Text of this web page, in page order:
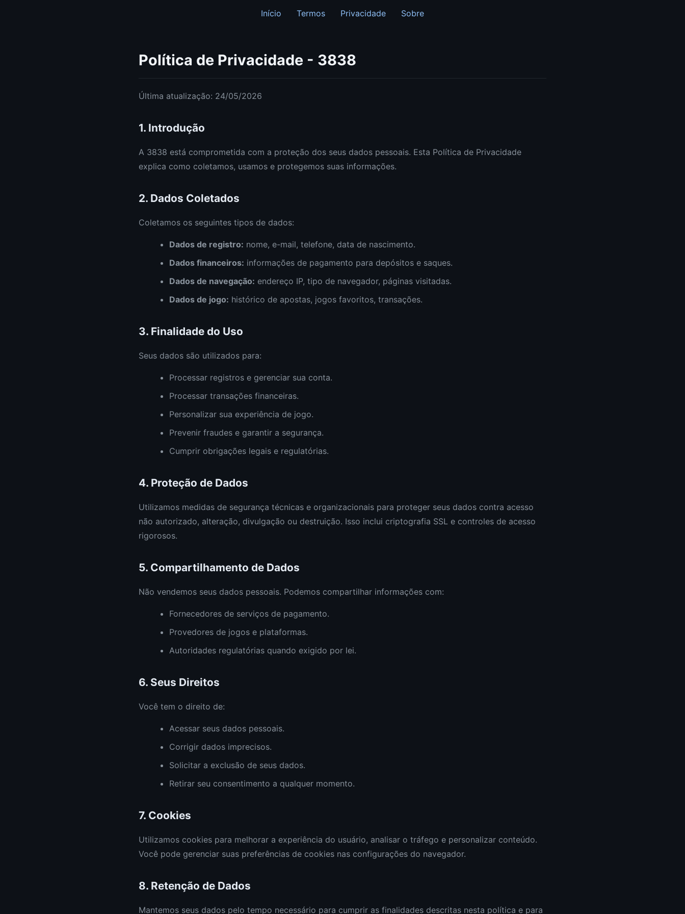
Início Termos Privacidade Sobre
Política de Privacidade - 3838
Última atualização: 24/05/2026
1. Introdução
A 3838 está comprometida com a proteção dos seus dados pessoais. Esta Política de Privacidade
explica como coletamos, usamos e protegemos suas informações.
2. Dados Coletados
Coletamos os seguintes tipos de dados:
Dados de registro: nome, e-mail, telefone, data de nascimento.
Dados financeiros: informações de pagamento para depósitos e saques.
Dados de navegação: endereço IP, tipo de navegador, páginas visitadas.
Dados de jogo: histórico de apostas, jogos favoritos, transações.
3. Finalidade do Uso
Seus dados são utilizados para:
Processar registros e gerenciar sua conta.
Processar transações financeiras.
Personalizar sua experiência de jogo.
Prevenir fraudes e garantir a segurança.
Cumprir obrigações legais e regulatórias.
4. Proteção de Dados
Utilizamos medidas de segurança técnicas e organizacionais para proteger seus dados contra acesso
não autorizado, alteração, divulgação ou destruição. Isso inclui criptografia SSL e controles de acesso
rigorosos.
5. Compartilhamento de Dados
Não vendemos seus dados pessoais. Podemos compartilhar informações com:
Fornecedores de serviços de pagamento.
Provedores de jogos e plataformas.
Autoridades regulatórias quando exigido por lei.
6. Seus Direitos
Você tem o direito de:
Acessar seus dados pessoais.
Corrigir dados imprecisos.
Solicitar a exclusão de seus dados.
Retirar seu consentimento a qualquer momento.
7. Cookies
Utilizamos cookies para melhorar a experiência do usuário, analisar o tráfego e personalizar conteúdo.
Você pode gerenciar suas preferências de cookies nas configurações do navegador.
8. Retenção de Dados
Mantemos seus dados pelo tempo necessário para cumprir as finalidades descritas nesta política e para